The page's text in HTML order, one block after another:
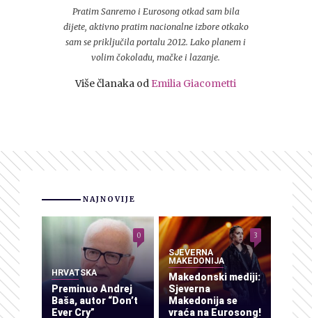
Pratim Sanremo i Eurosong otkad sam bila
dijete, aktivno pratim nacionalne izbore otkako
sam se priključila portalu 2012. Lako planem i
volim čokoladu, mačke i lazanje.
Više članaka od Emilia Giacometti
NAJNOVIJE
HRVATSKA
Preminuo Andrej
Baša, autor “Don’t
Ever Cry”
0
SJEVERNA
MAKEDONIJA
Makedonski mediji:
Sjeverna
Makedonija se
vraća na Eurosong!
3